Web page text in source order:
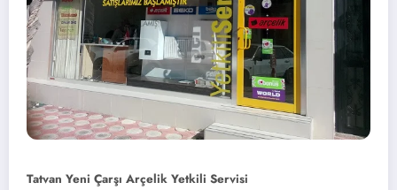
Tatvan Yeni Çarşı Arçelik Yetkili Servisi